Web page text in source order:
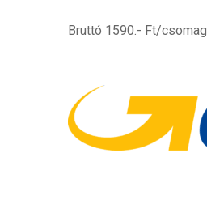
Bruttó 1590.- Ft/csomag